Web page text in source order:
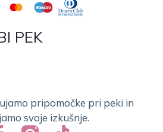
PEK
pripomočke pri peki in
svoje izkušnje.